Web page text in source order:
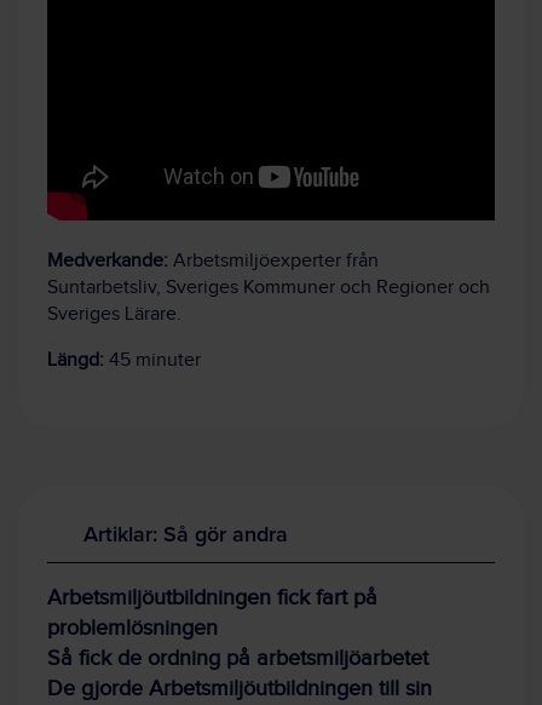
Medverkande: Arbetsmiljöexperter från
Suntarbetsliv, Sveriges Kommuner och Regioner och
Sveriges Lärare.
Längd: 45 minuter
Artiklar: Så gör andra
Arbetsmiljöutbildningen fick fart på
problemlösningen
Så fick de ordning på arbetsmiljöarbetet
De gjorde Arbetsmiljöutbildningen till sin